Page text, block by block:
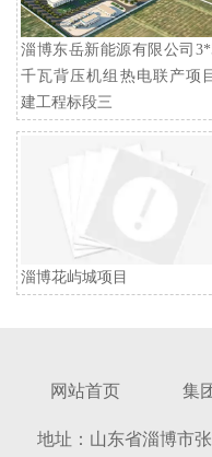
淄博东岳新能源有限公司
千瓦背压机组热电联产项
建工程标段三
淄博花屿城项目
网站首页 集
地址：山东省淄博